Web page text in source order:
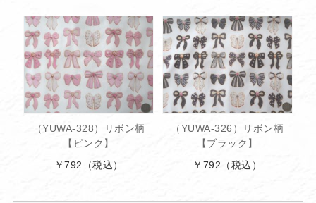
（YUWA-328）リボン柄
【ピンク】
￥792 （税込）
（YUWA-326）リボン柄
【ブラック】
￥792 （税込）